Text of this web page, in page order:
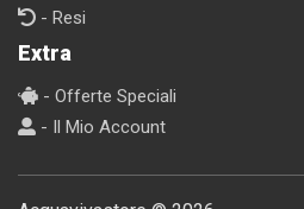
- Resi
Extra
- Offerte Speciali
- Il Mio Account